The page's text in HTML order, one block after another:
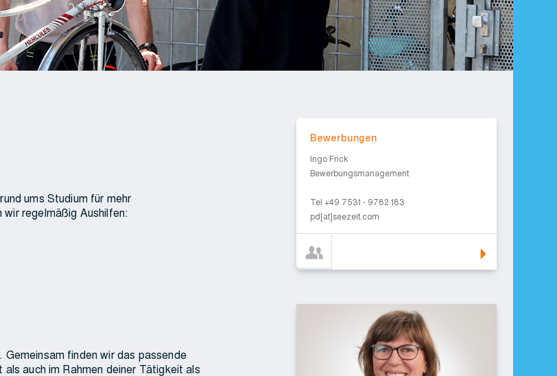
ums Studium für mehr
wir regelmäßig Aushilfen:
finden wir das passende
auch im Rahmen deiner Tätigkeit als
Bewerbungen
Ingo Frick
Bewerbungsmanagement
Tel +49 7531 - 9782 183
pd[at]seezeit.com